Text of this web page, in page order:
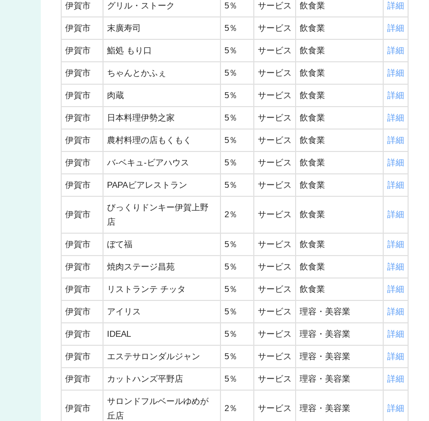
伊賀市 グリル・ストーク 5％ サービス 飲食業 詳細
伊賀市 末廣寿司 5％ サービス 飲食業 詳細
伊賀市 鮨処 もり口 5％ サービス 飲食業 詳細
伊賀市 ちゃんとかふぇ 5％ サービス 飲食業 詳細
伊賀市 肉蔵 5％ サービス 飲食業 詳細
伊賀市 日本料理伊勢之家 5％ サービス 飲食業 詳細
伊賀市 農村料理の店もくもく 5％ サービス 飲食業 詳細
伊賀市 バ-ベキュ-ビアハウス 5％ サービス 飲食業 詳細
伊賀市 PAPAビアレストラン 5％ サービス 飲食業 詳細
伊賀市
びっくりドンキー伊賀上野
店
2％ サービス 飲食業 詳細
伊賀市 ぼて福 5％ サービス 飲食業 詳細
伊賀市 焼肉ステージ昌苑 5％ サービス 飲食業 詳細
伊賀市 リストランテ チッタ 5％ サービス 飲食業 詳細
伊賀市 アイリス 5％ サービス 理容・美容業 詳細
伊賀市 IDEAL 5％ サービス 理容・美容業 詳細
伊賀市 エステサロンダルジャン 5％ サービス 理容・美容業 詳細
伊賀市 カットハンズ平野店 5％ サービス 理容・美容業 詳細
伊賀市
サロンドフルベールゆめが
丘店
2％ サービス 理容・美容業 詳細